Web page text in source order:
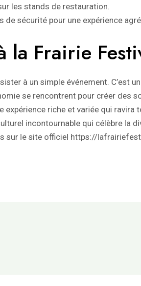
les stands de restauration.
de sécurité pour une expérience
la Frairie
à un simple événement. C’est
se rencontrent pour créer des
riche et variée qui ravira
incontournable qui célèbre la
sur le site officiel https://